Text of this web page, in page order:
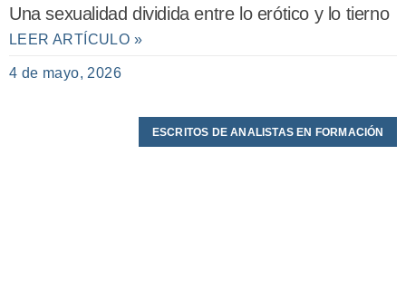
Una sexualidad dividida entre lo erótico y lo tierno
LEER ARTÍCULO »
4 de mayo, 2026
ESCRITOS DE ANALISTAS EN FORMACIÓN